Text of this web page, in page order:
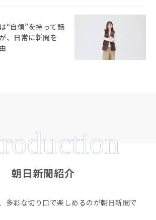
“自信”を持って話
、日常に新聞を
朝日新聞紹介
多彩な切り口で楽しめるのが朝日新聞で